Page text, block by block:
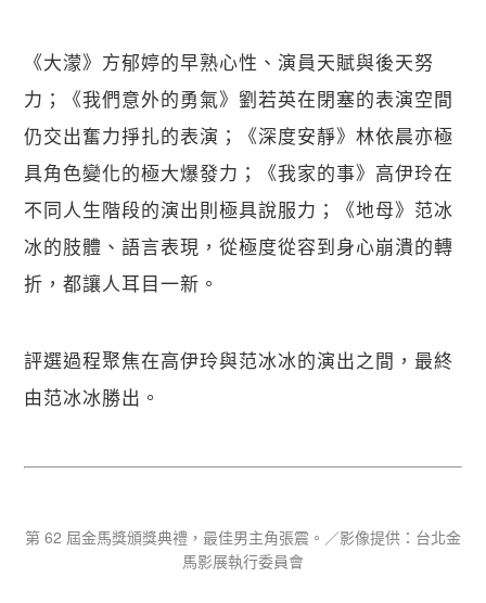
《大濛》方郁婷的早熟心性、演員天賦與後天努
力；《我們意外的勇氣》劉若英在閉塞的表演空間
仍交出奮力掙扎的表演；《深度安靜》林依晨亦極
具角色變化的極大爆發力；《我家的事》高伊玲在
不同人生階段的演出則極具說服力；《地母》范冰
冰的肢體、語言表現，從極度從容到身心崩潰的轉
折，都讓人耳目一新。
評選過程聚焦在高伊玲與范冰冰的演出之間，最終
由范冰冰勝出。
第 62 屆金馬獎頒獎典禮，最佳男主角張震。／影像提供：台北金
馬影展執行委員會